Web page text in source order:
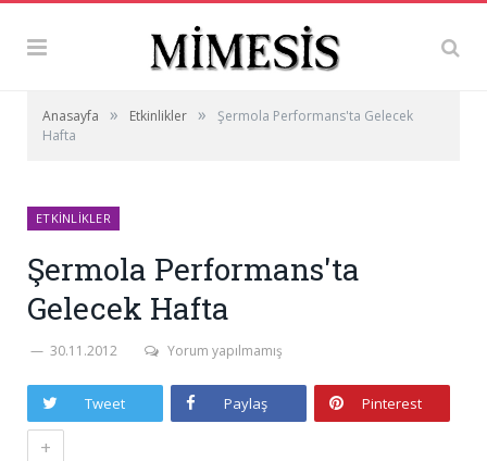
Anasayfa » Etkinlikler »
Şermola Performans'ta Gelecek
Hafta
ETKINLIKLER
Şermola Performans'ta
Gelecek Hafta
30.11.2012 Yorum yapılmamış
Tweet Paylaş Pinterest
+